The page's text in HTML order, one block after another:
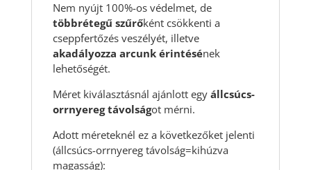
Nem nyújt 100%-os védelmet, de
többrétegű szűrőként csökkenti a
cseppfertőzés veszélyét, illetve
akadályozza arcunk érintésének
lehetőségét.
Méret kiválasztásnál ajánlott egy állcsúcs-
orrnyereg távolságot mérni.
Adott méreteknél ez a következőket jelenti
(állcsúcs-orrnyereg távolság=kihúzva
magasság):